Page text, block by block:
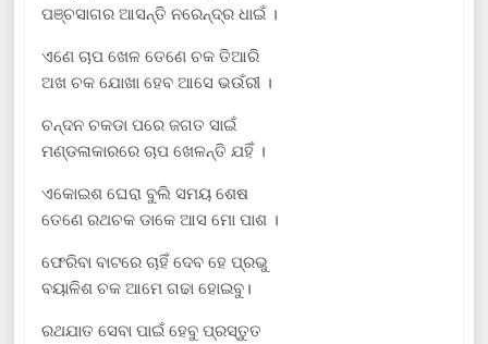
ପଞ୍ଚସାଗର ଆସନ୍ତି ନରେନ୍ଦ୍ର ଧାଇଁ ।
ଏଣେ ଚାପ ଖେଳ ତେଣେ ଚକ ତିଆରି
ଅଖ ଚକ ଯୋଖା ହେବ ଆସେ ଭଉଁରୀ ।
ଚନ୍ଦନ ଚକଡା ପରେ ଜଗତ ସାଇଁ
ମଣ୍ଡଳାକାରରେ ଚାପ ଖେଳନ୍ତି ଯହିଁ ।
ଏକୋଇଶ ଘେରା ବୁଲି ସମୟ ଶେଷ
ତେଣେ ରଥଚକ ଡାକେ ଆସ ମୋ ପାଶ ।
ଫେରିବା ବାଟରେ ଚାହିଁ ଦେବ ହେ ପ୍ରଭୁ
ବୟାଳିଶ ଚକ ଆମେ ଗଢା ହୋଇବୁ।
ରଥଯାତ ସେବା ପାଇଁ ହେବୁ ପ୍ରସ୍ତୁତ